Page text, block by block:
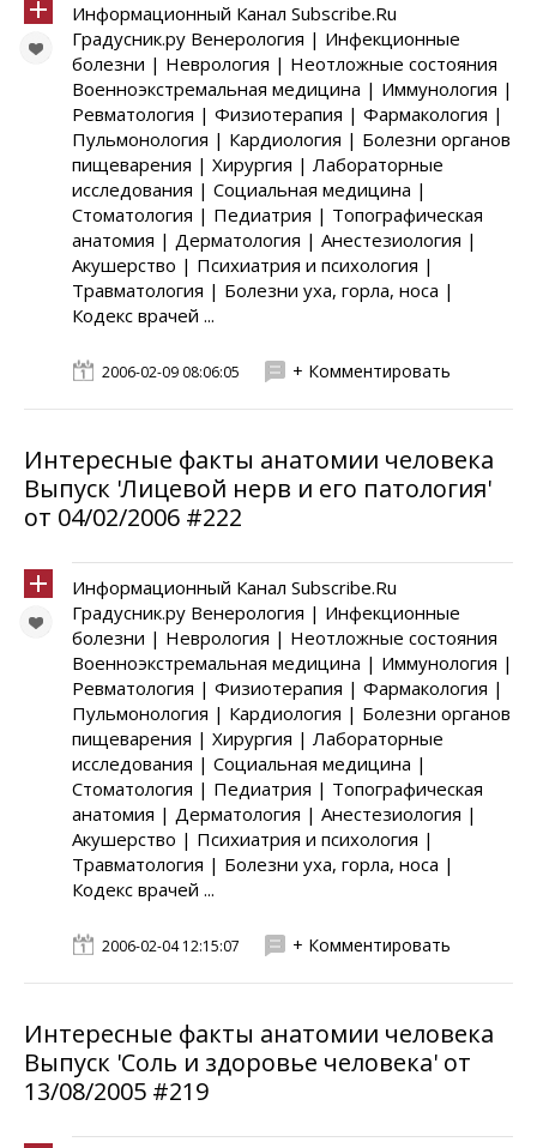
Информационный Канал Subscribe.Ru
Градусник.ру Венерология | Инфекционные
болезни | Неврология | Неотложные состояния
Военноэкстремальная медицина | Иммунология |
Ревматология | Физиотерапия | Фармакология |
Пульмонология | Кардиология | Болезни органов
пищеварения | Хирургия | Лабораторные
исследования | Социальная медицина |
Стоматология | Педиатрия | Топографическая
анатомия | Дерматология | Анестезиология |
Акушерство | Психиатрия и психология |
Травматология | Болезни уха, горла, носа |
Кодекс врачей ...
2006-02-09 08:06:05 + Комментировать
Интересные факты анатомии человека
Выпуск 'Лицевой нерв и его патология'
от 04/02/2006 #222
Информационный Канал Subscribe.Ru
Градусник.ру Венерология | Инфекционные
болезни | Неврология | Неотложные состояния
Военноэкстремальная медицина | Иммунология |
Ревматология | Физиотерапия | Фармакология |
Пульмонология | Кардиология | Болезни органов
пищеварения | Хирургия | Лабораторные
исследования | Социальная медицина |
Стоматология | Педиатрия | Топографическая
анатомия | Дерматология | Анестезиология |
Акушерство | Психиатрия и психология |
Травматология | Болезни уха, горла, носа |
Кодекс врачей ...
2006-02-04 12:15:07 + Комментировать
Интересные факты анатомии человека
Выпуск 'Соль и здоровье человека' от
13/08/2005 #219